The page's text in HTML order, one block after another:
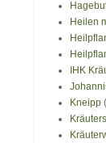
Heilen
IHK
Kneipp